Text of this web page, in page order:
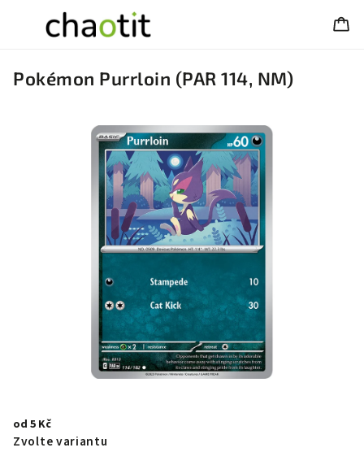
Pokémon Purrloin (PAR 114, NM)
od 5 Kč
Zvolte variantu